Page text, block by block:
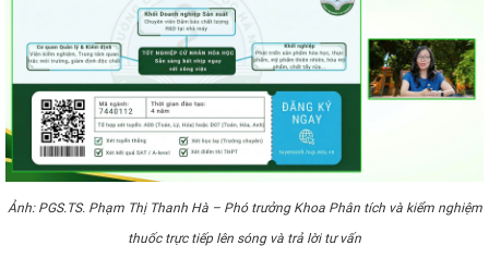
Ảnh: PGS.TS. Phạm Thị Thanh Hà – Phó trưởng Khoa Phân tích và kiểm nghiệm
thuốc trực tiếp lên sóng và trả lời tư vấn